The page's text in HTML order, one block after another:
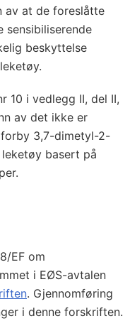
av at de foreslåtte
sensibiliserende
beskyttelse
10 i vedlegg II, del II,
av det ikke er
3,7-dimetyl-2-
basert på
EF om
i EØS-avtalen
. Gjennomføring
i denne forskriften.